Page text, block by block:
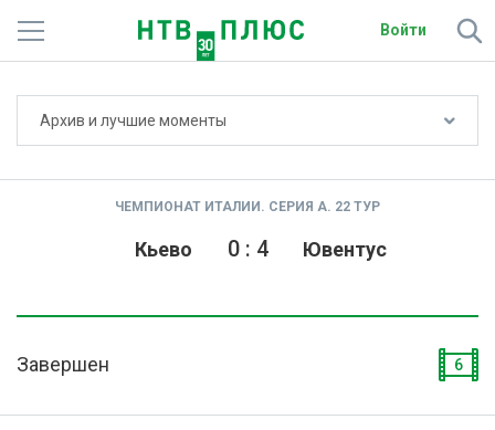
Войти
Архив и лучшие моменты
ЧЕМПИОНАТ ИТАЛИИ. СЕРИЯ А. 22 ТУР
Кьево Ювентус
0: 4
Завершен 6